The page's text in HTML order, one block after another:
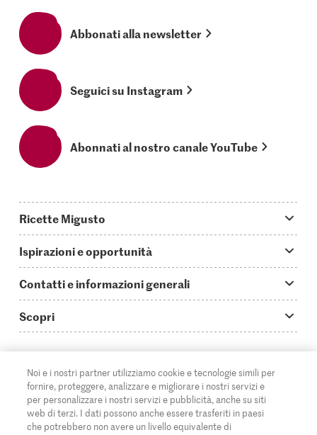
Abbonati alla newsletter
Seguici su Instagram
Abonnati al nostro canale YouTube
Ricette Migusto
Oggi cucino
Piatti principali
Ricette semplici & veloci
Ricette al forno
Ricette per famiglie & bambini
Ispirazioni e opportunità
Storie
Video How to
Login Migusto
Rivista Migusto
Contatti e informazioni generali
Guida alle abbreviazioni
Contatti
Pubblicità
Impressum
Scopri
Migros Online
A proposito della Migros
Filiali
Noi e i nostri partner utilizziamo cookie e tecnologie simili per
fornire, proteggere, analizzare e migliorare i nostri servizi e
per personalizzare i nostri servizi e pubblicità, anche su siti
web di terzi. I dati possono anche essere trasferiti in paesi
che potrebbero non avere un livello equivalente di